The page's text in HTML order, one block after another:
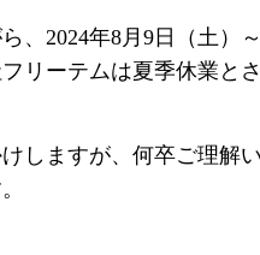
、2024年8月9日（土）
リーテムは夏季休業と
しますが、何卒ご理解